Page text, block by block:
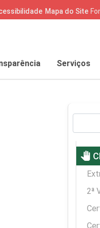
Mapa do Site
Serviços
pan_tool
2ª